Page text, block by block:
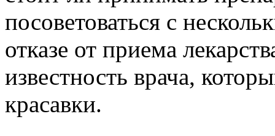
посоветоваться с
отказе от приема
известность врача,
красавки.